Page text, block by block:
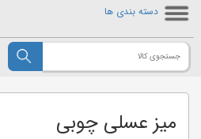
دسته بندی ها
میز عسلی چوبی